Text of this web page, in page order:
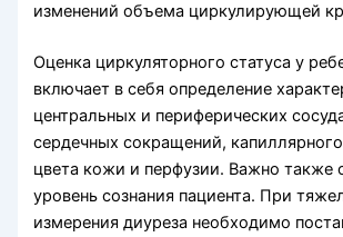
изменений объема циркулирующей
Оценка циркуляторного статуса у
включает в себя определение
центральных и периферических
сердечных сокращений,
цвета кожи и перфузии. Важно также
уровень сознания пациента. При
измерения диуреза необходимо